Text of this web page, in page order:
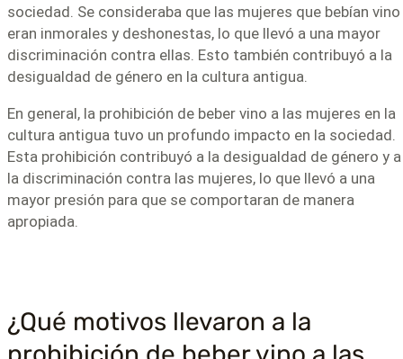
sociedad. Se consideraba que las mujeres que bebían vino
eran inmorales y deshonestas, lo que llevó a una mayor
discriminación contra ellas. Esto también contribuyó a la
desigualdad de género en la cultura antigua.
En general, la prohibición de beber vino a las mujeres en la
cultura antigua tuvo un profundo impacto en la sociedad.
Esta prohibición contribuyó a la desigualdad de género y a
la discriminación contra las mujeres, lo que llevó a una
mayor presión para que se comportaran de manera
apropiada.
¿Qué motivos llevaron a la